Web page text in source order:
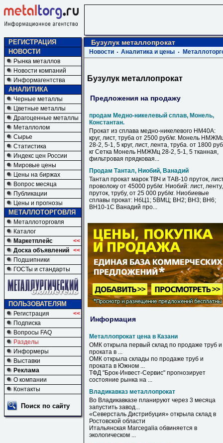
РЕГИСТРАЦИЯ
НОВОСТИ
Рынка металлов
Новости компаний
Информагентства
АНАЛИТИКА
Черные металлы
Цветные металлы
Драгоценные металлы
Металлолом
Сырье
Статистика
Индекс цен России
Мировые цены
Цены на биржах
Вопрос месяца
Публикации
Цены и прогнозы
МЕТАЛЛОТОРГОВЛЯ
Металлоторговля
Каталог
Маркетплейс
<<
Доска объявлений <<
Подшипники
ГОСТы и стандарты
ПОЛЬЗОВАТЕЛЯМ
Регистрация
<<
Подписка
Вопросы FAQ
Разделы
Информеры
Выставки
Реклама
О компании
Контакты
Поиск по сайту
Бузулук металлопрокат
Новости Аналитика и цены
Бузулук металлопрокат
Предложения на продажу
продам Медно-никелевый сплав, Монель,
Константан.
Прокат из сплава медно-никелевого НМ40А:
круг, лист, труба от 2500 руб/кг. Монель
28-2, 5-1, 5 круг, лист, лента, труба. от 1800
кг Сетка Монель НМЖМц 28-2, 5-1, 5 тканная,
фильтровая прядковая...
Продам Тантал, Ниобий, Ванадий
Тантал прокат марок ТВЧ и ТАВ-10 пруток,
проволоку от 45000 руб/кг. Ниобий: лист, ленту,
пруток, трубу, от 25 000 руб/кг. Ниобиевые
сплавы прокат: НбЦ1; 5ВМЦ; ВН2; ВН3; ВН6;
ВН10-1С Ванадий про...
Информация
Металлопрокат цена в Казани
ОМК открыла первый склад по продаже труб и
проката в ...
ОМК открыла склады по продаже труб и
проката в Южном ...
ТФД "Брок-Инвест-Сервис" прогнозирует
состояние рынка на ...
Владикавказ металлопрокат
Во Владикавказе планируют через 3 месяца
запустить завод...
«Северсталь Дистрибуция» открыла склад в
Ростовской области
Итальянская Marcegalia обвиняется в
экологическом ...